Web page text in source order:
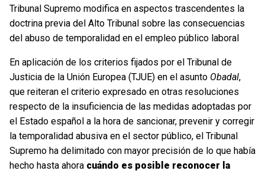
Tribunal Supremo modifica en aspectos trascendentes la
doctrina previa del Alto Tribunal sobre las consecuencias
del abuso de temporalidad en el empleo público laboral
En aplicación de los criterios fijados por el Tribunal de
Justicia de la Unión Europea (TJUE) en el asunto Obadal,
que reiteran el criterio expresado en otras resoluciones
respecto de la insuficiencia de las medidas adoptadas por
el Estado español a la hora de sancionar, prevenir y corregir
la temporalidad abusiva en el sector público, el Tribunal
Supremo ha delimitado con mayor precisión de lo que había
hecho hasta ahora cuándo es posible reconocer la